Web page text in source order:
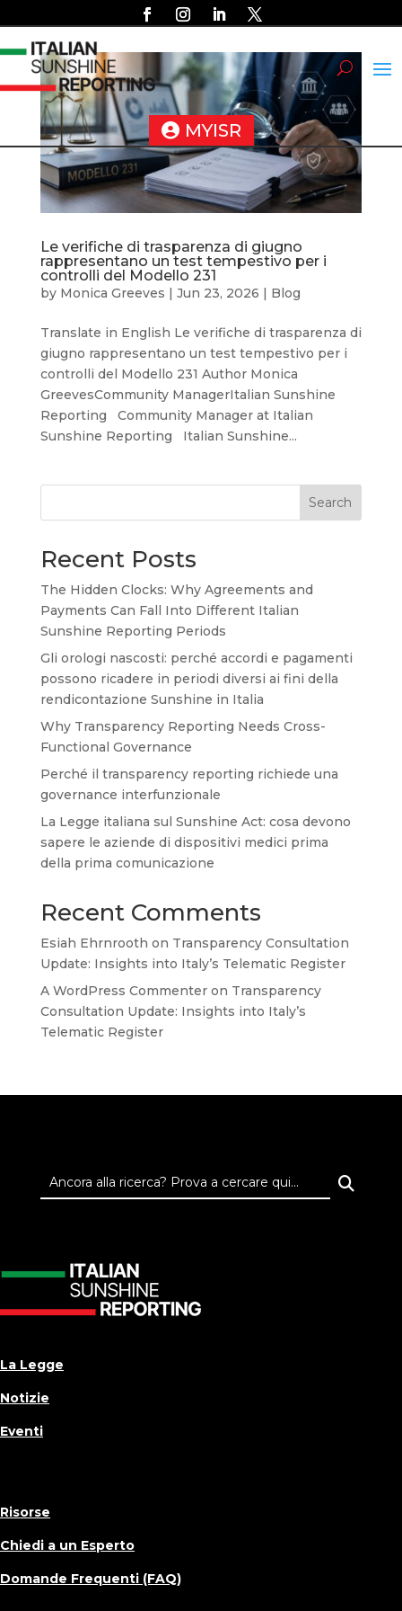
MYISR
Le verifiche di trasparenza di giugno
rappresentano un test tempestivo per i
controlli del Modello 231
by Monica Greeves | Jun 23, 2026 | Blog
Translate in English Le verifiche di trasparenza di
giugno rappresentano un test tempestivo per i
controlli del Modello 231 Author Monica
GreevesCommunity ManagerItalian Sunshine
Reporting Community Manager at Italian
Sunshine Reporting Italian Sunshine...
Search
Recent Posts
The Hidden Clocks: Why Agreements and
Payments Can Fall Into Different Italian
Sunshine Reporting Periods
Gli orologi nascosti: perché accordi e pagamenti
possono ricadere in periodi diversi ai fini della
rendicontazione Sunshine in Italia
Why Transparency Reporting Needs Cross-
Functional Governance
Perché il transparency reporting richiede una
governance interfunzionale
La Legge italiana sul Sunshine Act: cosa devono
sapere le aziende di dispositivi medici prima
della prima comunicazione
Recent Comments
Esiah Ehrnrooth on Transparency Consultation
Update: Insights into Italy’s Telematic Register
A WordPress Commenteron Transparency
Consultation Update: Insights into Italy’s
Telematic Register
La Legge
Notizie
Eventi
Risorse
Chiedi a un Esperto
Domande Frequenti (FAQ)